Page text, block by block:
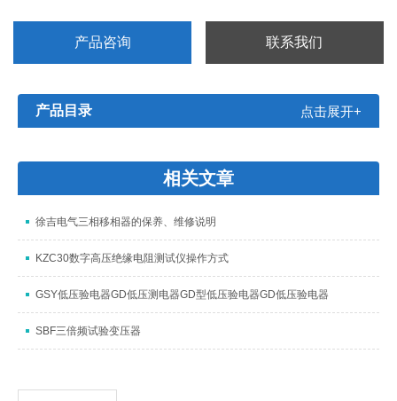
产品咨询 联系我们
产品目录 点击展开+
相关文章
徐吉电气三相移相器的保养、维修说明
KZC30数字高压绝缘电阻测试仪操作方式
GSY低压验电器GD低压测电器GD型低压验电器GD低压验电器
SBF三倍频试验变压器